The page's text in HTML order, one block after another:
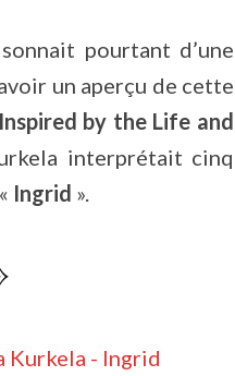
pourtant d’une
un aperçu de cette
by the Life and
interprétait cinq
Ingrid ».